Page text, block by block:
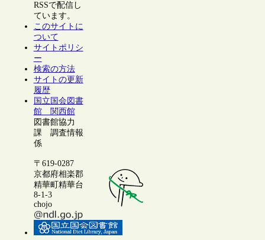
RSSで配信し
ています。
このサイトに
ついて
サイトポリシ
ー
検索の方法
サイトの更新
履歴
国立国会図書
館 関西館
図書館協力
課 調査情報
係
〒619-0287
京都府相楽郡
精華町精華台
8-1-3
chojo